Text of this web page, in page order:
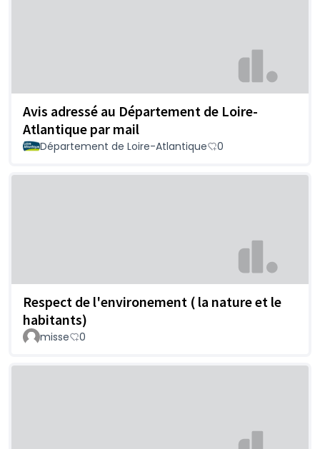
Avis adressé au Département de Loire-
Atlantique par mail
Département de Loire-Atlantique 0
Respect de l'environement ( la nature et le
habitants)
misse 0